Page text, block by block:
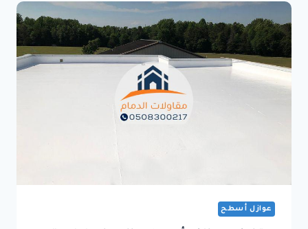
عوازل أسطح